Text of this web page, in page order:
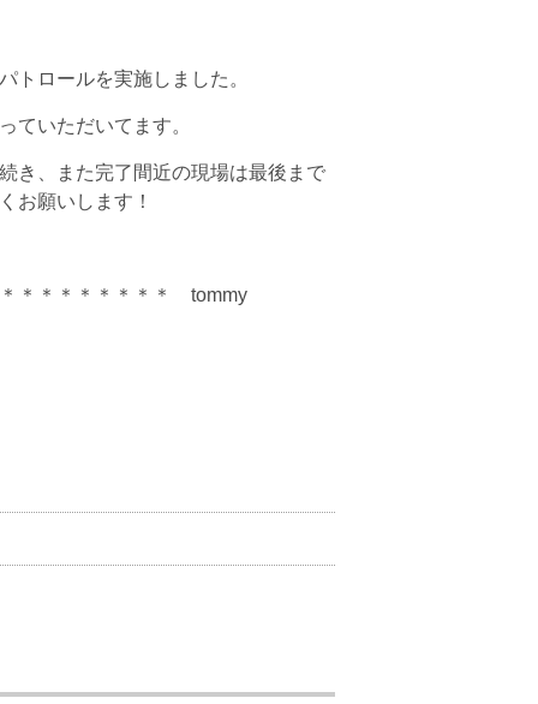
トロールを実施しました。
ていただいてます。
き、また完了間近の現場は最後まで
お願いします！
＊＊＊ tommy